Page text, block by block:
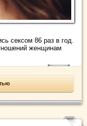
сексом 86 раз в год.
женщинам